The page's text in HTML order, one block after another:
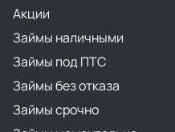
Акции
Займы наличными
Займы под ПТС
Займы без отказа
Займы срочно